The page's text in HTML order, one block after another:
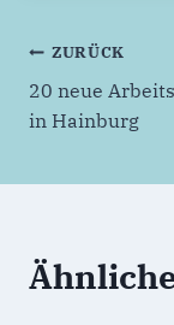
ZURÜCK
20 neue
in Hainburg